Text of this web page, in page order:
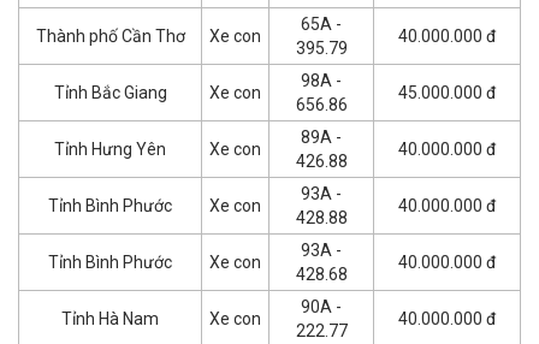
Thành phố Cần Thơ Xe con
65A -
395.79
40.000.000 đ
Tỉnh Bắc Giang Xe con
98A -
656.86
45.000.000 đ
Tỉnh Hưng Yên Xe con
89A -
426.88
40.000.000 đ
Tỉnh Bình Phước Xe con
93A -
428.88
40.000.000 đ
Tỉnh Bình Phước Xe con
93A -
428.68
40.000.000 đ
Tỉnh Hà Nam Xe con
90A -
222.77
40.000.000 đ